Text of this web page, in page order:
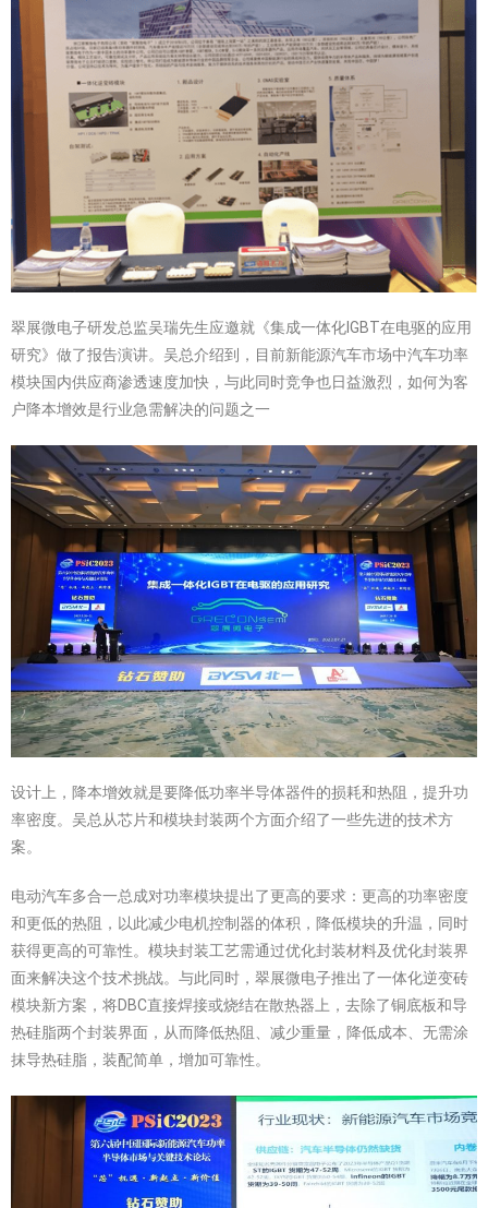
翠展微电子研发总监吴瑞先生应邀就《集成一体化IGBT在电驱的应用
研究》做了报告演讲。吴总介绍到，目前新能源汽车市场中汽车功率
模块国内供应商渗透速度加快，与此同时竞争也日益激烈，如何为客
户降本增效是行业急需解决的问题之一
设计上，降本增效就是要降低功率半导体器件的损耗和热阻，提升功
率密度。吴总从芯片和模块封装两个方面介绍了一些先进的技术方
案。
电动汽车多合一总成对功率模块提出了更高的要求：更高的功率密度
和更低的热阻，以此减少电机控制器的体积，降低模块的升温，同时
获得更高的可靠性。模块封装工艺需通过优化封装材料及优化封装界
面来解决这个技术挑战。与此同时，翠展微电子推出了一体化逆变砖
模块新方案，将DBC直接焊接或烧结在散热器上，去除了铜底板和导
热硅脂两个封装界面，从而降低热阻、减少重量，降低成本、无需涂
抹导热硅脂，装配简单，增加可靠性。